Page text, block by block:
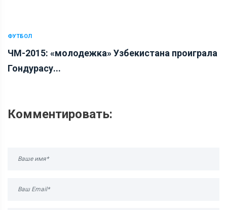
ФУТБОЛ
ЧМ-2015: «молодежка» Узбекистана проиграла
Гондурасу...
Комментировать: